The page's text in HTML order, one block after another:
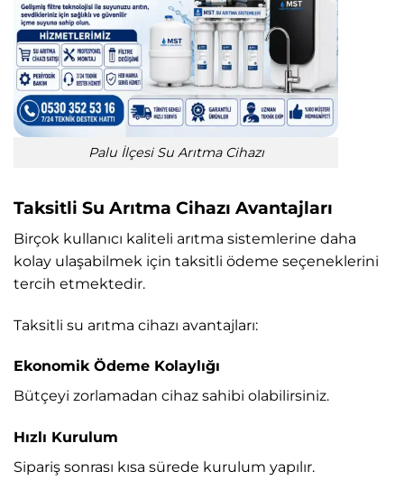
Palu İlçesi Su Arıtma Cihazı
Taksitli Su Arıtma Cihazı Avantajları
Birçok kullanıcı kaliteli arıtma sistemlerine daha
kolay ulaşabilmek için taksitli ödeme seçeneklerini
tercih etmektedir.
Taksitli su arıtma cihazı avantajları:
Ekonomik Ödeme Kolaylığı
Bütçeyi zorlamadan cihaz sahibi olabilirsiniz.
Hızlı Kurulum
Sipariş sonrası kısa sürede kurulum yapılır.